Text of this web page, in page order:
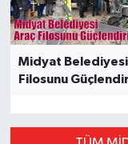
Midyat
Filosunu
Tüm
Son Dakika